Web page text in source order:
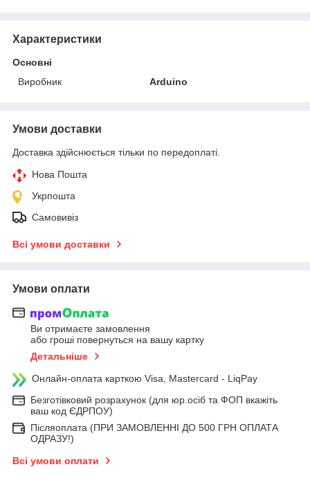
Характеристики
Основні
Виробник
Arduino
Умови доставки
Доставка здійснюється тільки по передоплаті.
Нова Пошта
Укрпошта
Самовивіз
Всі умови доставки
Умови оплати
Ви отримаєте замовлення
або гроші повернуться на вашу картку
Детальніше
Онлайн-оплата карткою Visa, Mastercard - LiqPay
Безготівковий розрахунок (для юр.осіб та ФОП вкажіть
ваш код ЄДРПОУ)
Післяоплата (ПРИ ЗАМОВЛЕННІ ДО 500 ГРН ОПЛАТА
ОДРАЗУ!)
Всі умови оплати